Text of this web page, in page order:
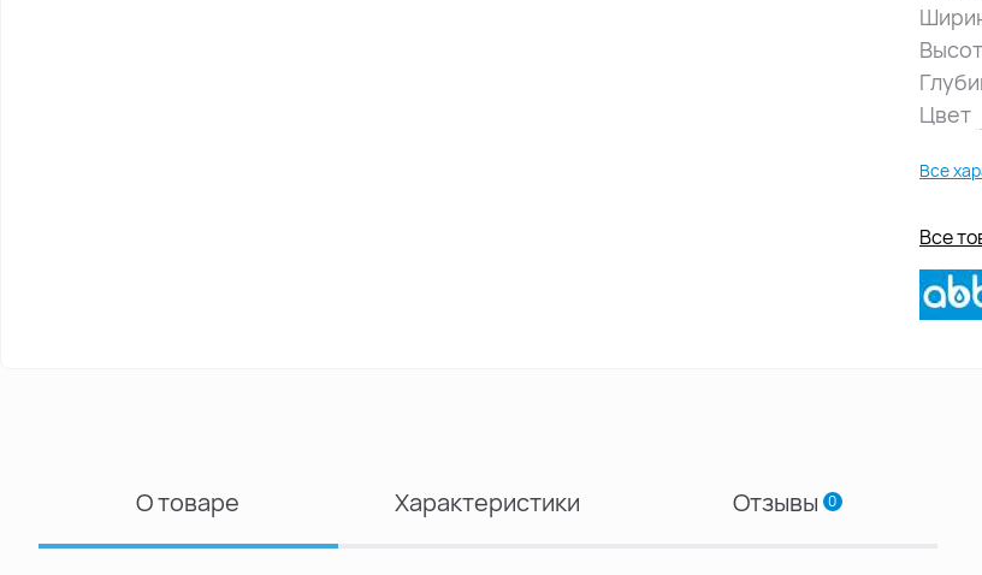
Цвет
Все
Все
О товаре Характеристики Отзывы 0